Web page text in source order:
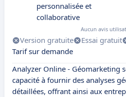
personnalisée et
collaborative
Aucun avis
Version gratuite Essai gratuit
Tarif sur demande
Analyzer Online - Géomarketing
capacité à fournir des analyses
détaillées, offrant ainsi aux